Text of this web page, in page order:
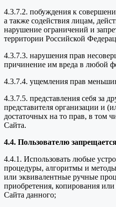
4.3.7.2. побуждения к
а также содействия лицам,
нарушение ограничений и
территории Российской
4.3.7.3. нарушения прав
причинение им вреда в любой
4.3.7.4. ущемления прав
4.3.7.5. представления себя за
представителя организации и
достаточных на то прав, в том
Сайта.
4.4. Пользователю
4.4.1. Использовать любые
процедуры, алгоритмы и
или эквивалентные ручные
приобретения, копирования
Сайта данного;